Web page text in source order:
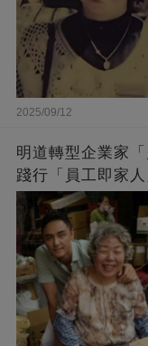
2025/09/12
明道轉型企業家
踐行「員工即家
闆的福報